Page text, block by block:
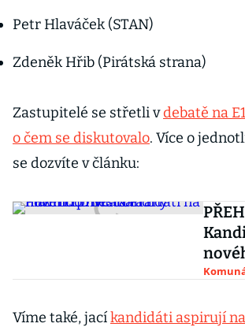
Petr Hlaváček (STAN)
Zdeněk Hřib (Pirátská strana)
Zastupitelé se střetli vdebatě na
o čem se diskutovalo. Více o
se dozvíte v článku:
Víme také, jacíkandidáti aspirují